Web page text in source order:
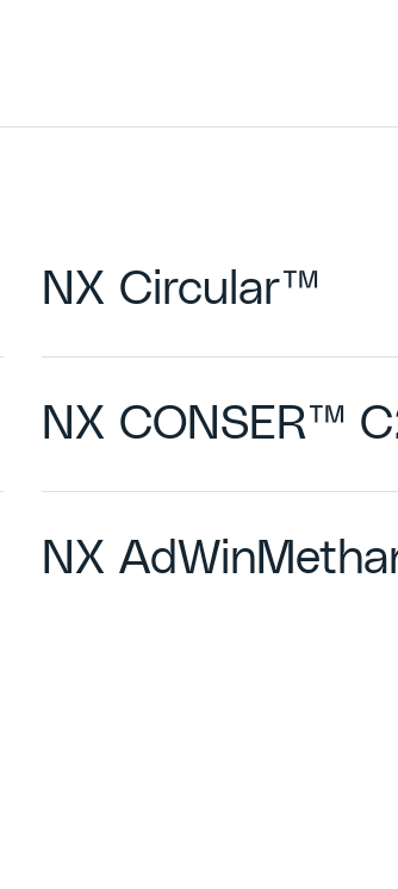
NX Circular™
NX CONSER™
NX